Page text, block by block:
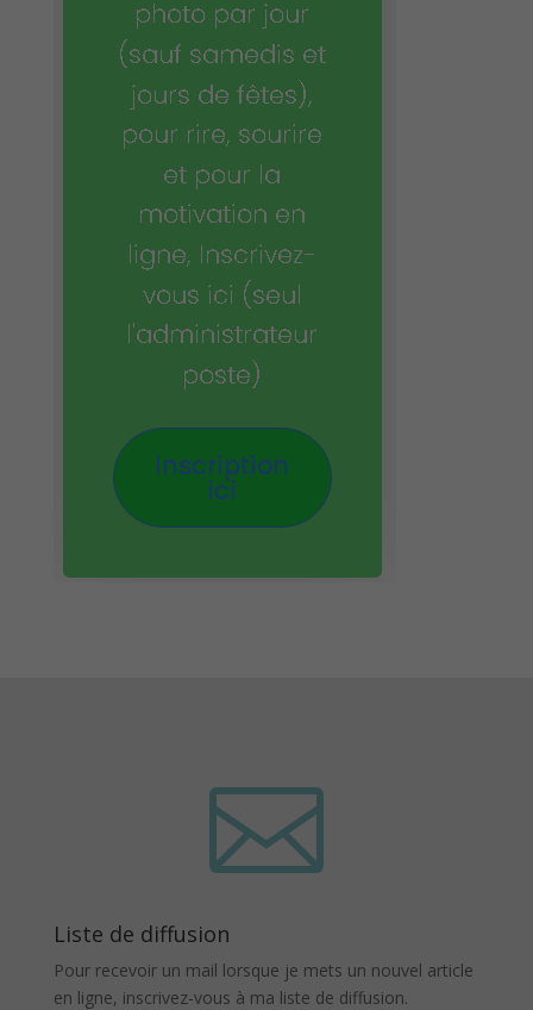

Liste de diffusion
Pour recevoir un mail lorsque je mets un nouvel article
en ligne, inscrivez-vous à ma liste de diffusion.